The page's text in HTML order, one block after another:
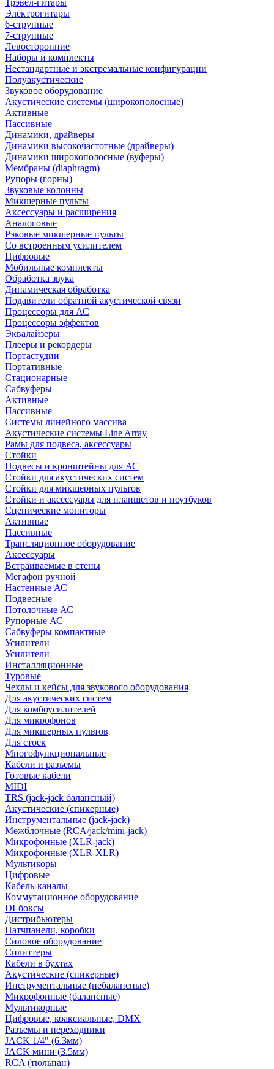
Трэвел-гитары
Электрогитары
6-струнные
7-струнные
Левосторонние
Наборы и комплекты
Нестандартные и экстремальные конфигурации
Полуакустические
Звуковое оборудование
Акустические системы (широкополосные)
Активные
Пассивные
Динамики, драйверы
Динамики высокочастотные (драйверы)
Динамики широкополосные (вуферы)
Мембраны (diaphragm)
Рупоры (горны)
Звуковые колонны
Микшерные пульты
Аксессуары и расширения
Аналоговые
Рэковые микшерные пульты
Со встроенным усилителем
Цифровые
Мобильные комплекты
Обработка звука
Динамическая обработка
Подавители обратной акустической связи
Процессоры для АС
Процессоры эффектов
Эквалайзеры
Плееры и рекордеры
Портастудии
Портативные
Стационарные
Сабвуферы
Активные
Пассивные
Системы линейного массива
Акустические системы Line Array
Рамы для подвеса, аксессуары
Стойки
Подвесы и кронштейны для АС
Стойки для акустических систем
Стойки для микшерных пультов
Стойки и аксессуары для планшетов и ноутбуков
Сценические мониторы
Активные
Пассивные
Трансляционное оборудование
Аксессуары
Встраиваемые в стены
Мегафон ручной
Настенные АС
Подвесные
Потолочные АС
Рупорные АС
Сабвуферы компактные
Усилители
Усилители
Инсталляционные
Туровые
Чехлы и кейсы для звукового оборудования
Для акустических систем
Для комбоусилителей
Для микрофонов
Для микшерных пультов
Для стоек
Многофункциональные
Кабели и разъемы
Готовые кабели
MIDI
TRS (jack-jack балансный)
Акустические (спикерные)
Инструментальные (jack-jack)
Межблочные (RCA/jack/mini-jack)
Микрофонные (XLR-jack)
Микрофонные (XLR-XLR)
Мультикоры
Цифровые
Кабель-каналы
Коммутационное оборудование
DI-боксы
Дистрибьютеры
Патчпанели, коробки
Силовое оборудование
Сплиттеры
Кабели в бухтах
Акустические (спикерные)
Инструментальные (небалансные)
Микрофонные (балансные)
Мультикорные
Цифровые, коаксиальные, DMX
Разъемы и переходники
JACK 1/4" (6.3мм)
JACK мини (3.5мм)
RCA (тюльпан)